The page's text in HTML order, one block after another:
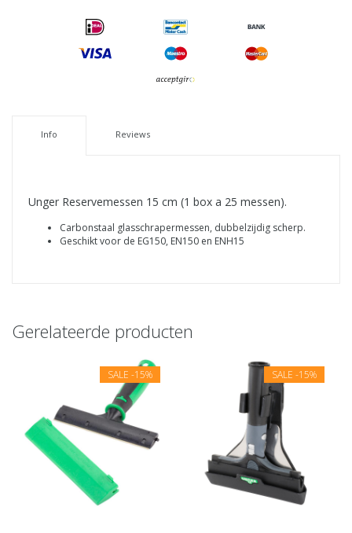
Info Reviews
Unger Reservemessen 15 cm (1 box a 25 messen).
Carbonstaal glasschrapermessen, dubbelzijdig scherp.
Geschikt voor de EG150, EN150 en ENH15
Gerelateerde producten
SALE -15% SALE -15%